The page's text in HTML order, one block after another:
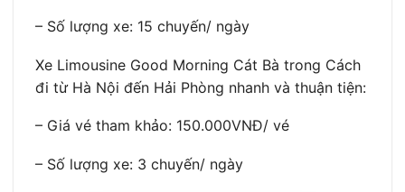
– Số lượng xe: 15 chuyến/ ngày
Xe Limousine Good Morning Cát Bà trong Cách
đi từ Hà Nội đến Hải Phòng nhanh và thuận tiện:
– Giá vé tham khảo: 150.000VNĐ/ vé
– Số lượng xe: 3 chuyến/ ngày